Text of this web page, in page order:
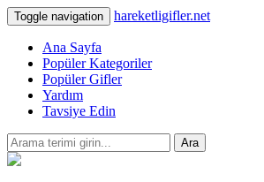
Toggle navigation hareketligifler.net
Ana Sayfa
Popüler Kategoriler
Popüler Gifler
Yardım
Tavsiye Edin
Ara